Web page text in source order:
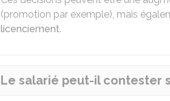
(promotion par exemple), mais
licenciement.
Le salarié peut-il contester